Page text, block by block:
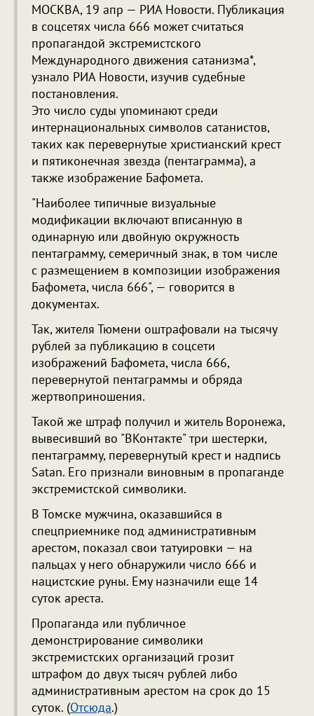
МОСКВА, 19 апр — РИА Новости. Публикация
в соцсетях числа 666 может считаться
пропагандой экстремистского
Международного движения сатанизма*,
узнало РИА Новости, изучив судебные
постановления.
Это число суды упоминают среди
интернациональных символов сатанистов,
таких как перевернутые христианский крест
и пятиконечная звезда (пентаграмма), а
также изображение Бафомета.
"Наиболее типичные визуальные
модификации включают вписанную в
одинарную или двойную окружность
пентаграмму, семеричный знак, в том числе
с размещением в композиции изображения
Бафомета, числа 666", — говорится в
документах.
Так, жителя Тюмени оштрафовали на тысячу
рублей за публикацию в соцсети
изображений Бафомета, числа 666,
перевернутой пентаграммы и обряда
жертвоприношения.
Такой же штраф получил и житель Воронежа,
вывесивший во "ВКонтакте" три шестерки,
пентаграмму, перевернутый крест и надпись
Satan. Его признали виновным в пропаганде
экстремистской символики.
В Томске мужчина, оказавшийся в
спецприемнике под административным
арестом, показал свои татуировки — на
пальцах у него обнаружили число 666 и
нацистские руны. Ему назначили еще 14
суток ареста.
Пропаганда или публичное
демонстрирование символики
экстремистских организаций грозит
штрафом до двух тысяч рублей либо
административным арестом на срок до 15
суток. (Отсюда.)